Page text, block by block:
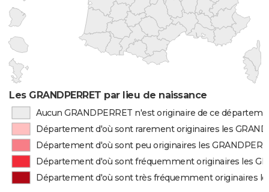
Les GRANDPERRET par lieu de naissance
Aucun GRANDPERRET n'est originaire de ce
Département d'où sont rarement originaires les
Département d'où sont peu originaires les
Département d'où sont fréquemment originaires les
Département d'où sont très fréquemment originaires